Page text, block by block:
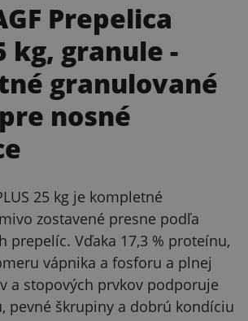
Prepelica
kg, granule -
granulované
nosné
25 kg je kompletné
zostavené presne podľa
prepelíc. Vďaka 17,3 % proteínu,
vápnika a fosforu a plnej
a stopových prvkov podporuje
pevné škrupiny a dobrú kondíciu